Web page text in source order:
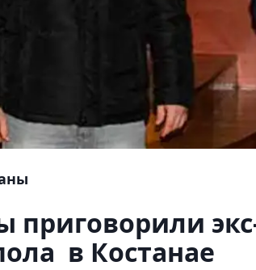
приговорили
в Костанае